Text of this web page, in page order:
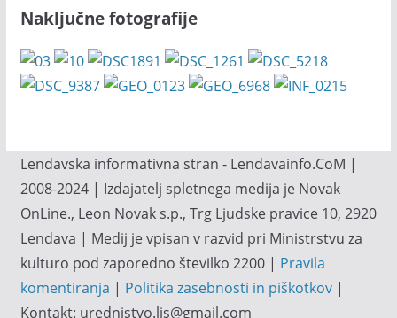
Naključne fotografije
Lendavska informativna stran - Lendavainfo.CoM |
2008-2024 | Izdajatelj spletnega medija je Novak
OnLine., Leon Novak s.p., Trg Ljudske pravice 10, 2920
Lendava | Medij je vpisan v razvid pri Ministrstvu za
kulturo pod zaporedno številko 2200 | Pravila
komentiranja | Politika zasebnosti in piškotkov|
Kontakt: urednistvo.lis@gmail.com